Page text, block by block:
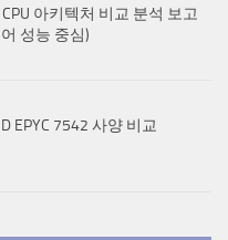
아키텍처 비교 분석 보고
성능 중심)
EPYC 7542 사양 비교